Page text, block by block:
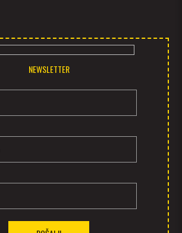
NEWSLETTER